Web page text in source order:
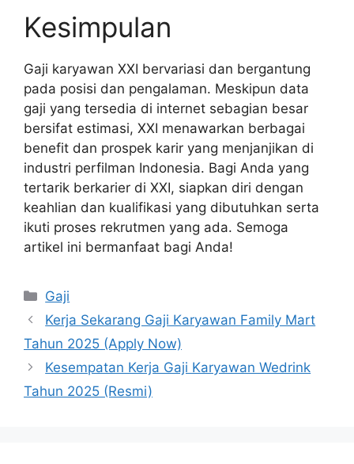
Kesimpulan
Gaji karyawan XXI bervariasi dan bergantung
pada posisi dan pengalaman. Meskipun data
gaji yang tersedia di internet sebagian besar
bersifat estimasi, XXI menawarkan berbagai
benefit dan prospek karir yang menjanjikan di
industri perfilman Indonesia. Bagi Anda yang
tertarik berkarier di XXI, siapkan diri dengan
keahlian dan kualifikasi yang dibutuhkan serta
ikuti proses rekrutmen yang ada. Semoga
artikel ini bermanfaat bagi Anda!
Kategori
Gaji
Kerja Sekarang Gaji Karyawan Family Mart
Tahun 2025 (Apply Now)
Kesempatan Kerja Gaji Karyawan Wedrink
Tahun 2025 (Resmi)